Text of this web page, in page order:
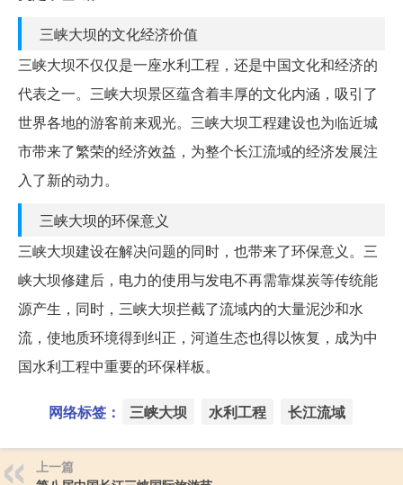
三峡大坝的文化经济价值
三峡大坝不仅仅是一座水利工程，还是中国文化和经济的
代表之一。三峡大坝景区蕴含着丰厚的文化内涵，吸引了
世界各地的游客前来观光。三峡大坝工程建设也为临近城
市带来了繁荣的经济效益，为整个长江流域的经济发展注
入了新的动力。
三峡大坝的环保意义
三峡大坝建设在解决问题的同时，也带来了环保意义。三
峡大坝修建后，电力的使用与发电不再需靠煤炭等传统能
源产生，同时，三峡大坝拦截了流域内的大量泥沙和水
流，使地质环境得到纠正，河道生态也得以恢复，成为中
国水利工程中重要的环保样板。
网络标签： 三峡大坝 水利工程 长江流域
上一篇